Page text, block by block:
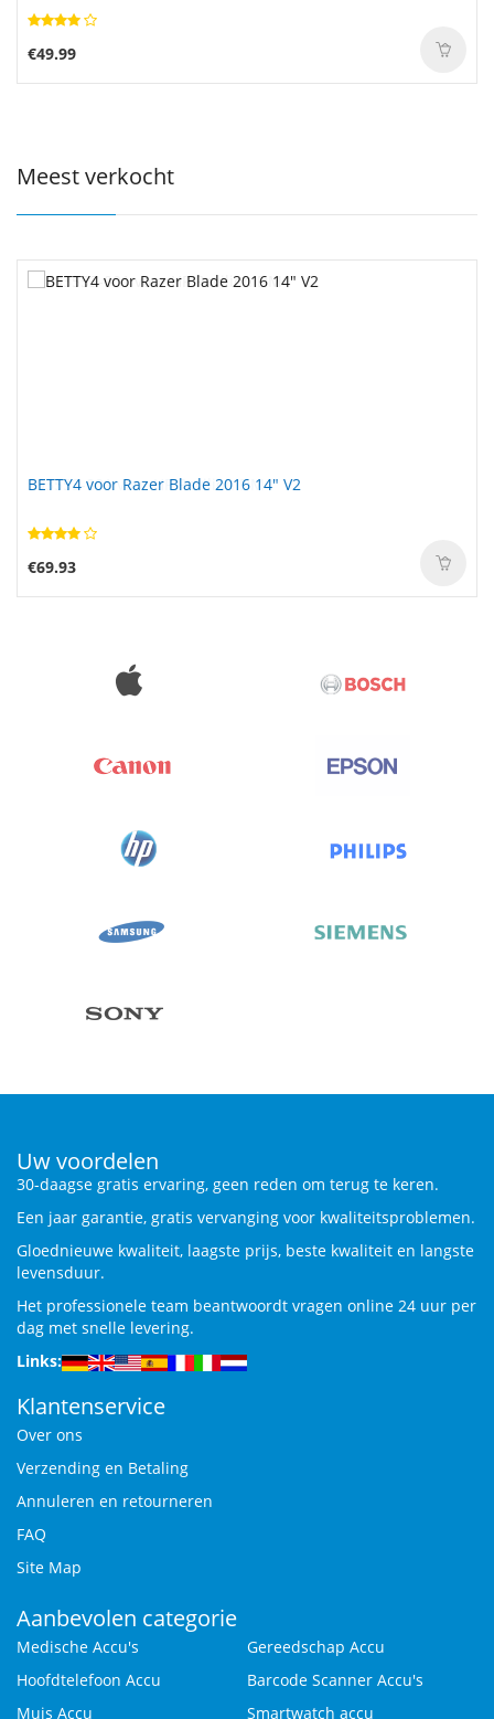
€49.99
Meest verkocht
BETTY4 voor Razer Blade 2016 14" V2
€69.93
Uw voordelen
30-daagse gratis ervaring, geen reden om terug te keren.
Een jaar garantie, gratis vervanging voor kwaliteitsproblemen.
Gloednieuwe kwaliteit, laagste prijs, beste kwaliteit en langste
levensduur.
Het professionele team beantwoordt vragen online 24 uur per
dag met snelle levering.
Links:
Klantenservice
Over ons
Verzending en Betaling
Annuleren en retourneren
FAQ
Site Map
Aanbevolen categorie
Medische Accu's
Gereedschap Accu
Hoofdtelefoon Accu
Barcode Scanner Accu's
Muis Accu
Smartwatch accu